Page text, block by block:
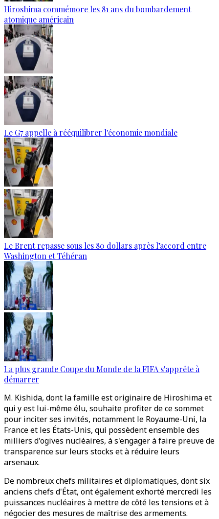
Hiroshima commémore les 81 ans du bombardement
atomique américain
Le G7 appelle à rééquilibrer l'économie mondiale
Le Brent repasse sous les 80 dollars après l’accord entre
Washington et Téhéran
La plus grande Coupe du Monde de la FIFA s'apprête à
démarrer
M. Kishida, dont la famille est originaire de Hiroshima et
qui y est lui-même élu, souhaite profiter de ce sommet
pour inciter ses invités, notamment le Royaume-Uni, la
France et les États-Unis, qui possèdent ensemble des
milliers d'ogives nucléaires, à s'engager à faire preuve de
transparence sur leurs stocks et à réduire leurs
arsenaux.
De nombreux chefs militaires et diplomatiques, dont six
anciens chefs d'État, ont également exhorté mercredi les
puissances nucléaires à mettre de côté les tensions et à
négocier des mesures de maîtrise des armements.